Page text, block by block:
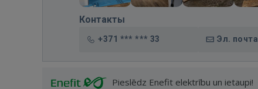
Контакты
+371 *** *** 33 Эл. почта
Pieslēdz Enefit elektrību un ietaupi!